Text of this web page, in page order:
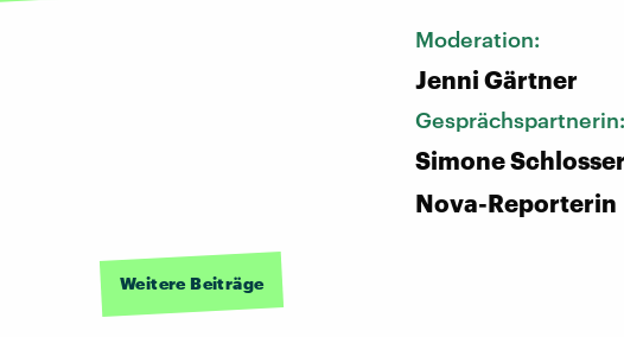
Moderation:
Jenni Gärtner
Gesprächspartnerin:
Simone
Nova-Reporterin
Weitere Beiträge